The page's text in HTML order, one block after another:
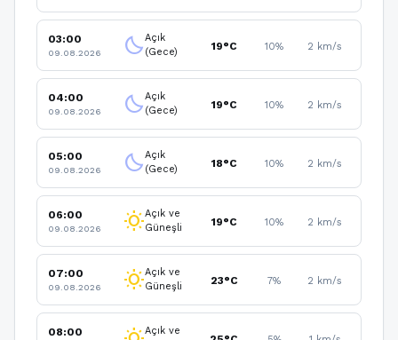
03:00
09.08.2026 clear_nightAçık
(Gece)
19°C 10% 2 km/s
04:00
09.08.2026 clear_nightAçık
(Gece)
19°C 10% 2 km/s
05:00
09.08.2026 clear_nightAçık
(Gece)
18°C 10% 2 km/s
06:00
09.08.2026 wb_sunnyAçık ve
Güneşli
19°C 10% 2 km/s
07:00
09.08.2026 wb_sunnyAçık ve
Güneşli
23°C 7% 2 km/s
08:00
Açık ve